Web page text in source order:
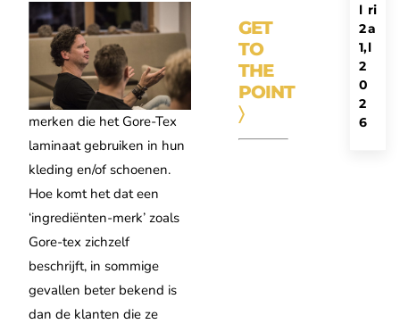
merken die het Gore-Tex
laminaat gebruiken in hun
kleding en/of schoenen.
Hoe komt het dat een
‘ingrediënten-merk’ zoals
Gore-tex zichzelf
beschrijft, in sommige
gevallen beter bekend is
dan de klanten die ze
GET
TO
THE
POINT
〉
ri
a
l
l
2
1,
2
0
2
6